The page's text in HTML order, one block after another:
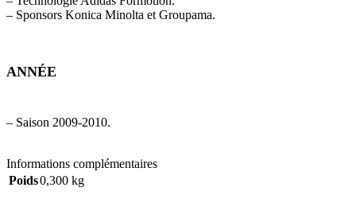
– Sponsors Konica Minolta et Groupama.
ANNÉE
– Saison 2009-2010.
Informations complémentaires
Poids0,300 kg